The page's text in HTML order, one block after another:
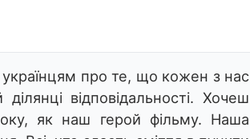
українцям про те, що кожен з нас
відповідальності. Хочеш
як наш герой фільму. Наша